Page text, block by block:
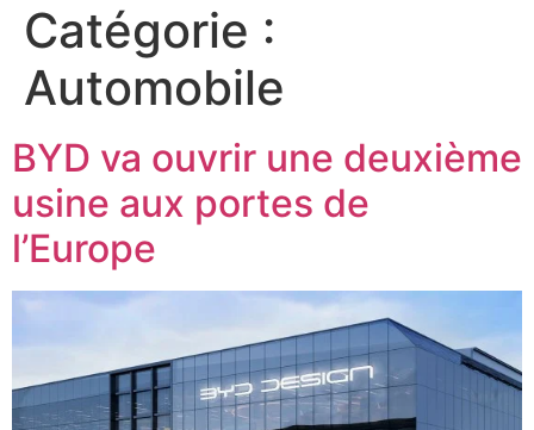
Catégorie :
Automobile
BYD va ouvrir une deuxième
usine aux portes de
l’Europe